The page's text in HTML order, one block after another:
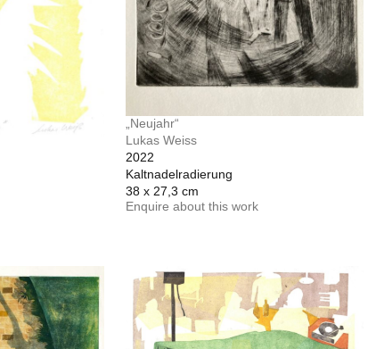
„Neujahr“
Lukas Weiss
2022
Kaltnadelradierung
38 x 27,3 cm
Enquire about this work